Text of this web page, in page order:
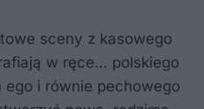
sceny z kasowego
w ręce… polskiego
i równie pechowego